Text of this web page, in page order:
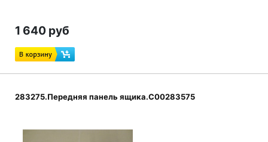
1 640 руб
283275.Передняя панель ящика.C00283575